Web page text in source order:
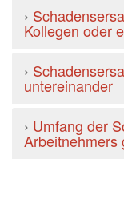
›
Kollegen oder
›
untereinander
› Umfang der
Arbeitnehmers